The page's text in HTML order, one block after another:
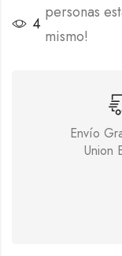
4
personas
mismo!
Envío
Union